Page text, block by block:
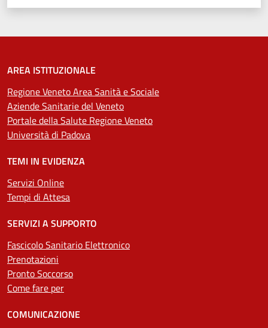
AREA ISTITUZIONALE
Regione Veneto Area Sanità e Sociale
Aziende Sanitarie del Veneto
Portale della Salute Regione Veneto
Università di Padova
TEMI IN EVIDENZA
Servizi Online
Tempi di Attesa
SERVIZI A SUPPORTO
Fascicolo Sanitario Elettronico
Prenotazioni
Pronto Soccorso
Come fare per
COMUNICAZIONE